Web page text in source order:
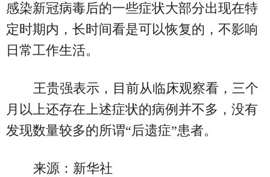
感染新冠病毒后的一些症状大部分出现在特
定时期内，长时间看是可以恢复的，不影响
日常工作生活。
王贵强表示，目前从临床观察看，三个
月以上还存在上述症状的病例并不多，没有
发现数量较多的所谓“后遗症”患者。
来源：新华社